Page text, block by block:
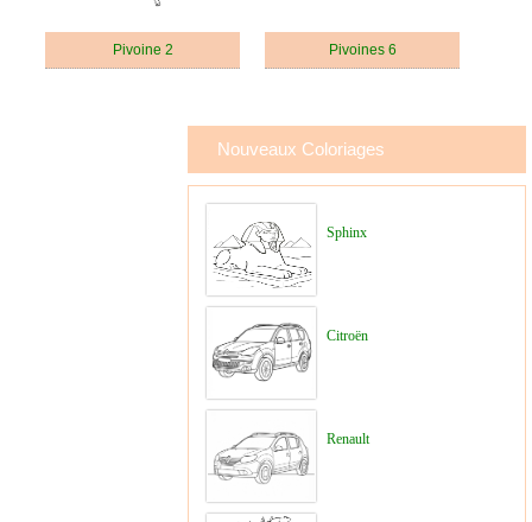
Pivoine 2 Pivoines 6
Nouveaux Coloriages
Sphinx
Citroën
Renault